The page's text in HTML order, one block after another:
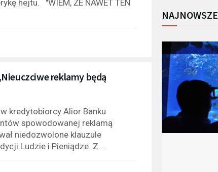
hejtu. "WIEM, ŻE NAWET TEN
reklamy będą
kredytobiorcy Alior Banku
spowodowanej reklamą
niedozwolone klauzule
Ludzie i Pieniądze. Z...
NAJNOWSZE